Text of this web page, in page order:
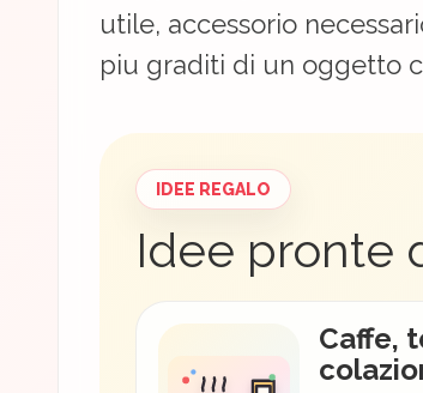
utile, accessorio
piu graditi di un oggetto
IDEE REGALO
Idee pronte
Caffe,